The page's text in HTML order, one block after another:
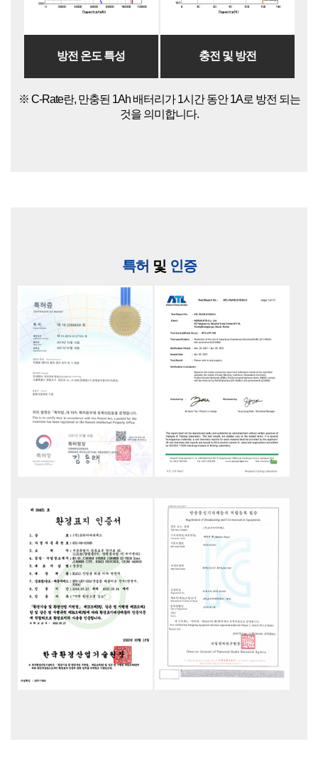
방전 온도 특성 충전 및 방전
※ C-Rate란, 만충된 1Ah 배터리가 1시간 동안 1A로 방전 되는
것을 의미합니다.
특허 및 인증